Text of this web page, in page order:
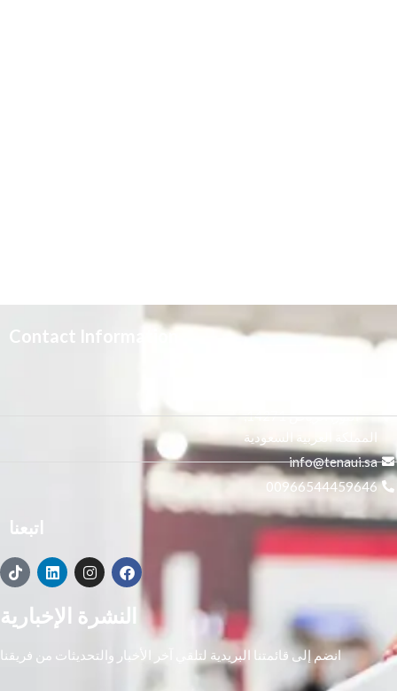
Contact Information
النور, الرياض 14271,
المملكة العربية السعودية
info@tenaui.sa
00966544459646
اتبعنا
النشرة الإخبارية
انضم إلى قائمتنا البريدية لتلقي آخر الأخبار والتحديثات من فريقنا